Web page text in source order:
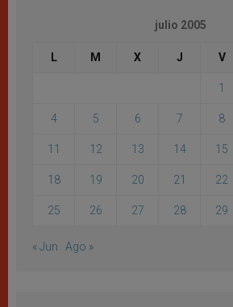
julio 2005
L M X J V
1
4 5 6 7 8
11 12 13 14 15
18 19 20 21 22
25 26 27 28 29
« Jun Ago »